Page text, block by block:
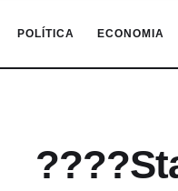
POLÍTICA ECONOMIA